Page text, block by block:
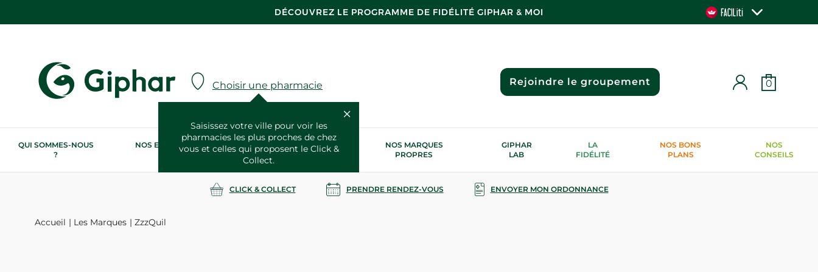
DÉCOUVREZ LE PROGRAMME DE FIDÉLITÉ GIPHAR & MOI
Choisir une pharmacie
Saisissez votre ville pour voir les
pharmacies les plus proches de chez
vous et celles qui proposent le Click &
Collect.
Rejoindre le groupement 0
QUI SOMMES-NOUS
?
NOS ENGAGEMENTS
RSE
NOS SERVICES
SANTÉ
NOS MARQUES
PROPRES
GIPHAR
LAB
LA
FIDÉLITÉ
NOS BONS
PLANS
NOS
CONSEILS
CLICK & COLLECT PRENDRE RENDEZ-VOUS ENVOYER MON ORDONNANCE
Accueil Les Marques ZzzQuil